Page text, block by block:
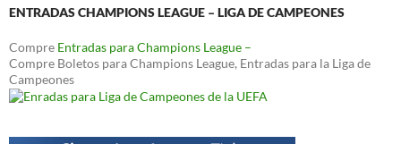
ENTRADAS CHAMPIONS LEAGUE – LIGA DE CAMPEONES
Compre Entradas para Champions League –
Compre Boletos para Champions League, Entradas para la Liga de
Campeones